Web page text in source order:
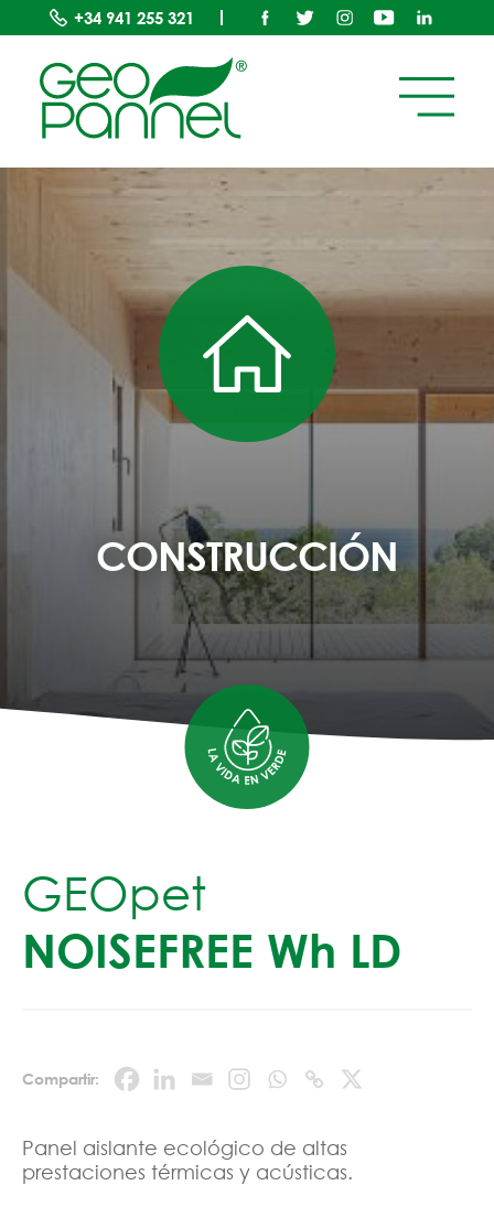
+34 941 255 321
CONSTRUCCIÓN
GEOpet
NOISEFREE Wh LD
Compartir:
Panel aislante ecológico de altas
prestaciones térmicas y acústicas.